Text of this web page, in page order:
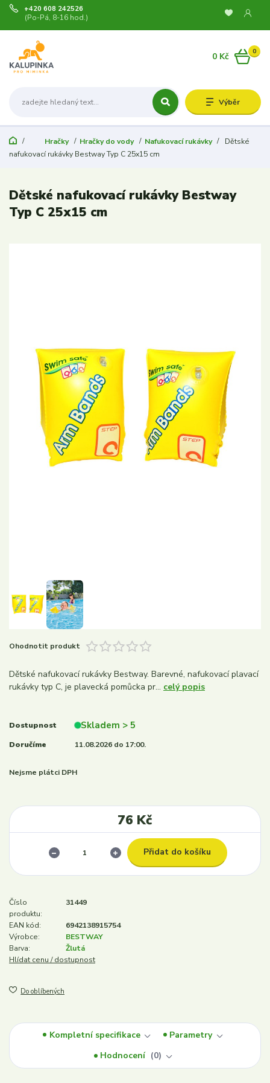
Výběr
+420 608 242526
(Po-Pá, 8-16 hod.)
0
0 Kč
Hračky Hračky do vody Nafukovací rukávky
Dětské
nafukovací rukávky Bestway Typ C 25x15 cm
Dětské nafukovací rukávky Bestway
Typ C 25x15 cm
Ohodnotit produkt
Dětské nafukovací rukávky Bestway. Barevné, nafukovací plavací
rukávky typ C, je plavecká pomůcka pr... celý popis
Dostupnost Skladem > 5
Doručíme 11.08.2026 do 17:00.
Nejsme plátci DPH
76 Kč
Přidat do košíku
Číslo
produktu:
31449
EAN kód:
6942138915754
Výrobce:
BESTWAY
Barva:
Žlutá
Hlídat cenu / dostupnost
Do oblíbených
Kompletní specifikace
Parametry
Hodnocení
0